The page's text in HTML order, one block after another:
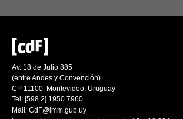
Av. 18 de Julio 885
(entre Andes y Convención)
CP 11100. Montevideo. Uruguay
Tel: [598 2] 1950 7960
Mail: CdF@imm.gub.uy